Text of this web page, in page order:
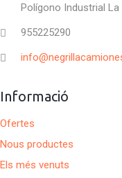
Polígono Industrial La
955225290
Informació
Ofertes
Nous productes
Els més venuts